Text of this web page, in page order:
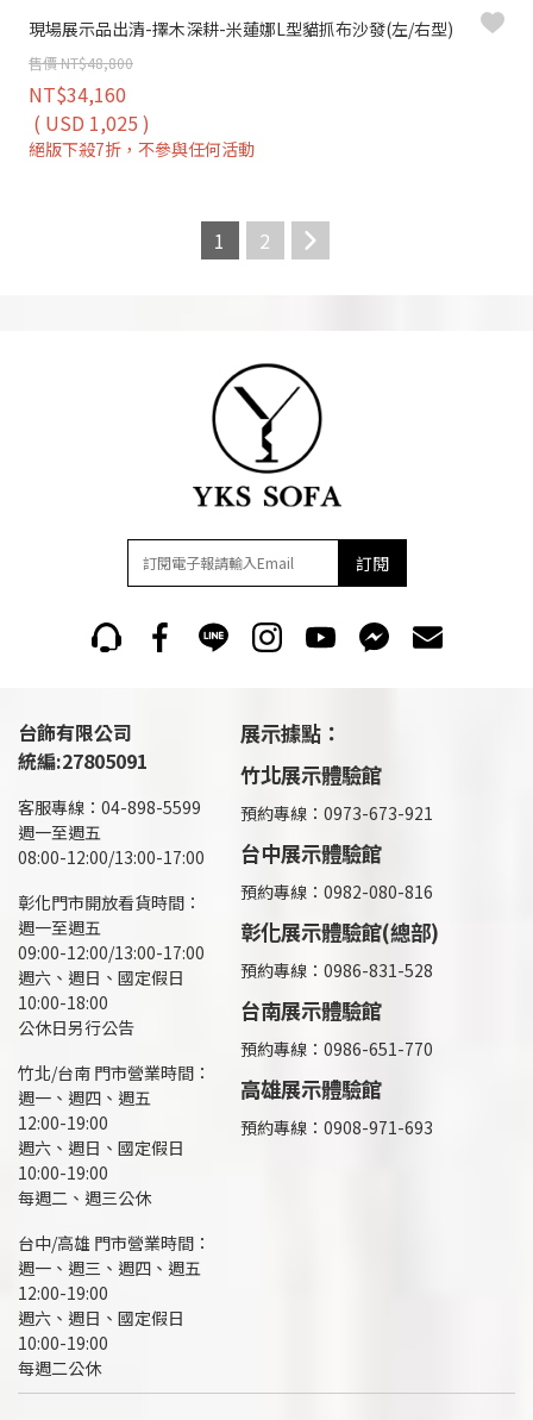
現場展示品出清-擇木深耕-米蓮娜L型貓抓布沙發(左/右型)
售價 NT$48,800
NT$34,160
( USD 1,025 )
絕版下殺7折，不參與任何活動
1 2
訂閱
台飾有限公司
統編:27805091
客服專線：04-898-5599
週一至週五
08:00-12:00/13:00-17:00
彰化門市開放看貨時間：
週一至週五
09:00-12:00/13:00-17:00
週六、週日、國定假日
10:00-18:00
公休日另行公告
竹北/台南 門市營業時間：
週一、週四、週五
12:00-19:00
週六、週日、國定假日
10:00-19:00
每週二、週三公休
台中/高雄 門市營業時間：
週一、週三、週四、週五
12:00-19:00
週六、週日、國定假日
10:00-19:00
每週二公休
展示據點：
竹北展示體驗館
預約專線：0973-673-921
台中展示體驗館
預約專線：0982-080-816
彰化展示體驗館(總部)
預約專線： 0986-831-528
台南展示體驗館
預約專線：0986-651-770
高雄展示體驗館
預約專線： 0908-971-693